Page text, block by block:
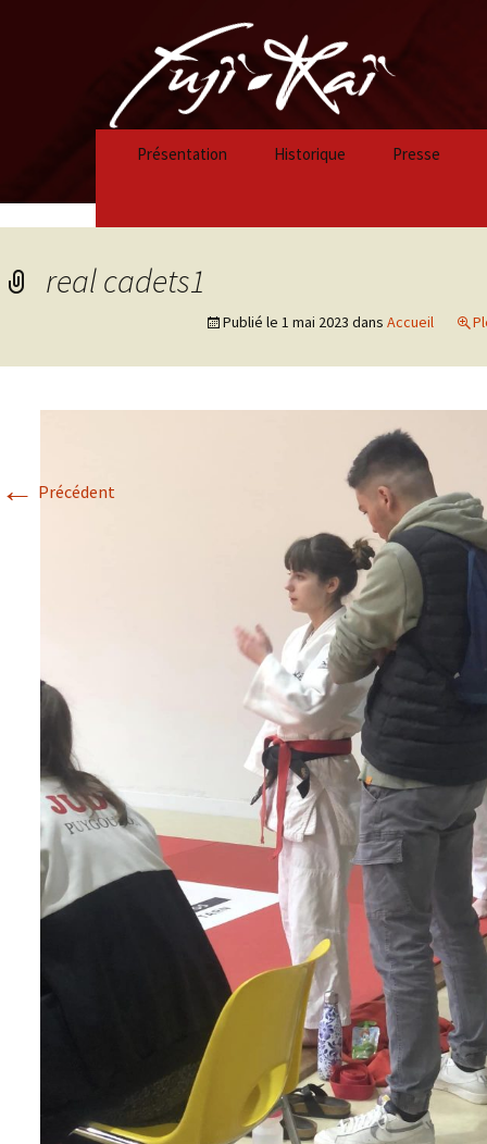
Présentation Historique
Historique 2018/2019
Historique 2017-2018
Historique 2016-2017
Historique 2015-2016
Presse
real cadets1
Publié le 1 mai 2023 dans Accueil
← Précédent